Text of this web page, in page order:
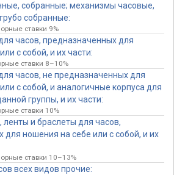
собранные; механизмы часовые,
собранные:
ставки 9%
часов, предназначенных для
с собой, и их части:
ставки 8–10%
часов, не предназначенных для
с собой, и аналогичные корпуса для
группы, и их части:
ставки 10%
и браслеты для часов,
для ношения на себе или с собой, и их
ставки 10–13%
всех видов прочие: